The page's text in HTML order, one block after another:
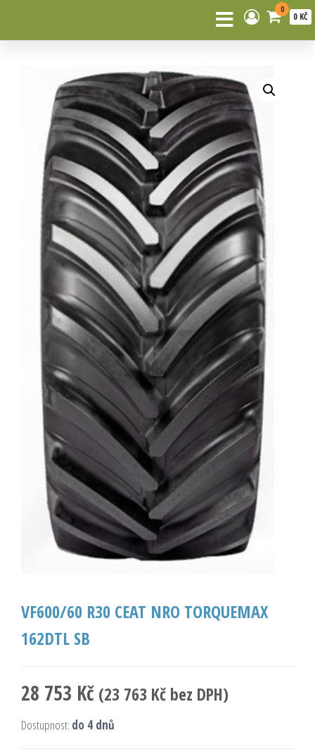
0
0 KČ
VF600/60 R30 CEAT NRO TORQUEMAX
162DTL SB
28 753 Kč (23 763 Kč bez DPH)
Dostupnost: do 4 dnů